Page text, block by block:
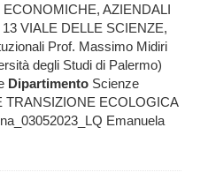
ECONOMICHE, AZIENDALI
VIALE DELLE SCIENZE,
Prof. Massimo Midiri
degli Studi di Palermo)
Dipartimento Scienze
TRANSIZIONE ECOLOGICA
Emanuela